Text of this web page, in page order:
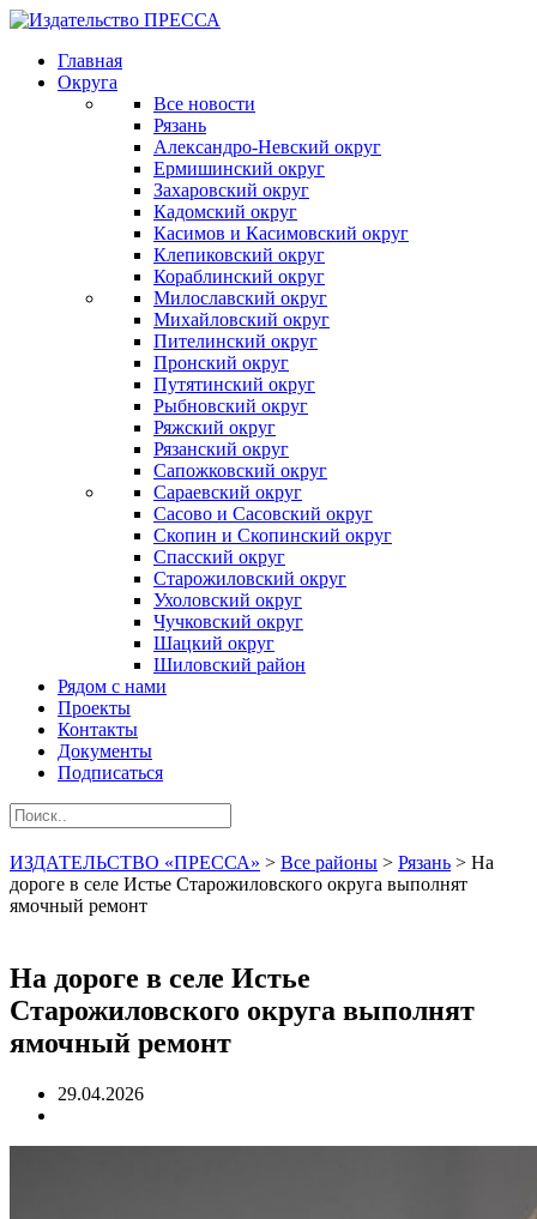
Главная
Округа
Все новости
Рязань
Александро-Невский округ
Ермишинский округ
Захаровский округ
Кадомский округ
Касимов и Касимовский округ
Клепиковский округ
Кораблинский округ
Милославский округ
Михайловский округ
Пителинский округ
Пронский округ
Путятинский округ
Рыбновский округ
Ряжский округ
Рязанский округ
Сапожковский округ
Сараевский округ
Сасово и Сасовский округ
Скопин и Скопинский округ
Спасский округ
Старожиловский округ
Ухоловский округ
Чучковский округ
Шацкий округ
Шиловский район
Рядом с нами
Проекты
Контакты
Документы
Подписаться
ИЗДАТЕЛЬСТВО «ПРЕССА» > Все районы > Рязань > На
дороге в селе Истье Старожиловского округа выполнят
ямочный ремонт
На дороге в селе Истье
Старожиловского округа выполнят
ямочный ремонт
29.04.2026